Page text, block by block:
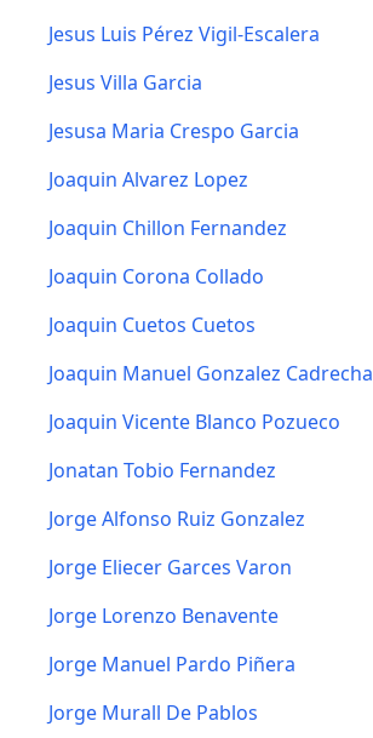
Jesus Luis Pérez Vigil-Escalera
Jesus Villa Garcia
Jesusa Maria Crespo Garcia
Joaquin Alvarez Lopez
Joaquin Chillon Fernandez
Joaquin Corona Collado
Joaquin Cuetos Cuetos
Joaquin Manuel Gonzalez Cadrecha
Joaquin Vicente Blanco Pozueco
Jonatan Tobio Fernandez
Jorge Alfonso Ruiz Gonzalez
Jorge Eliecer Garces Varon
Jorge Lorenzo Benavente
Jorge Manuel Pardo Piñera
Jorge Murall De Pablos